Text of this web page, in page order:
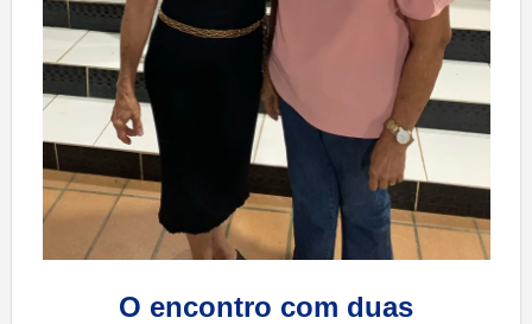
O encontro com duas